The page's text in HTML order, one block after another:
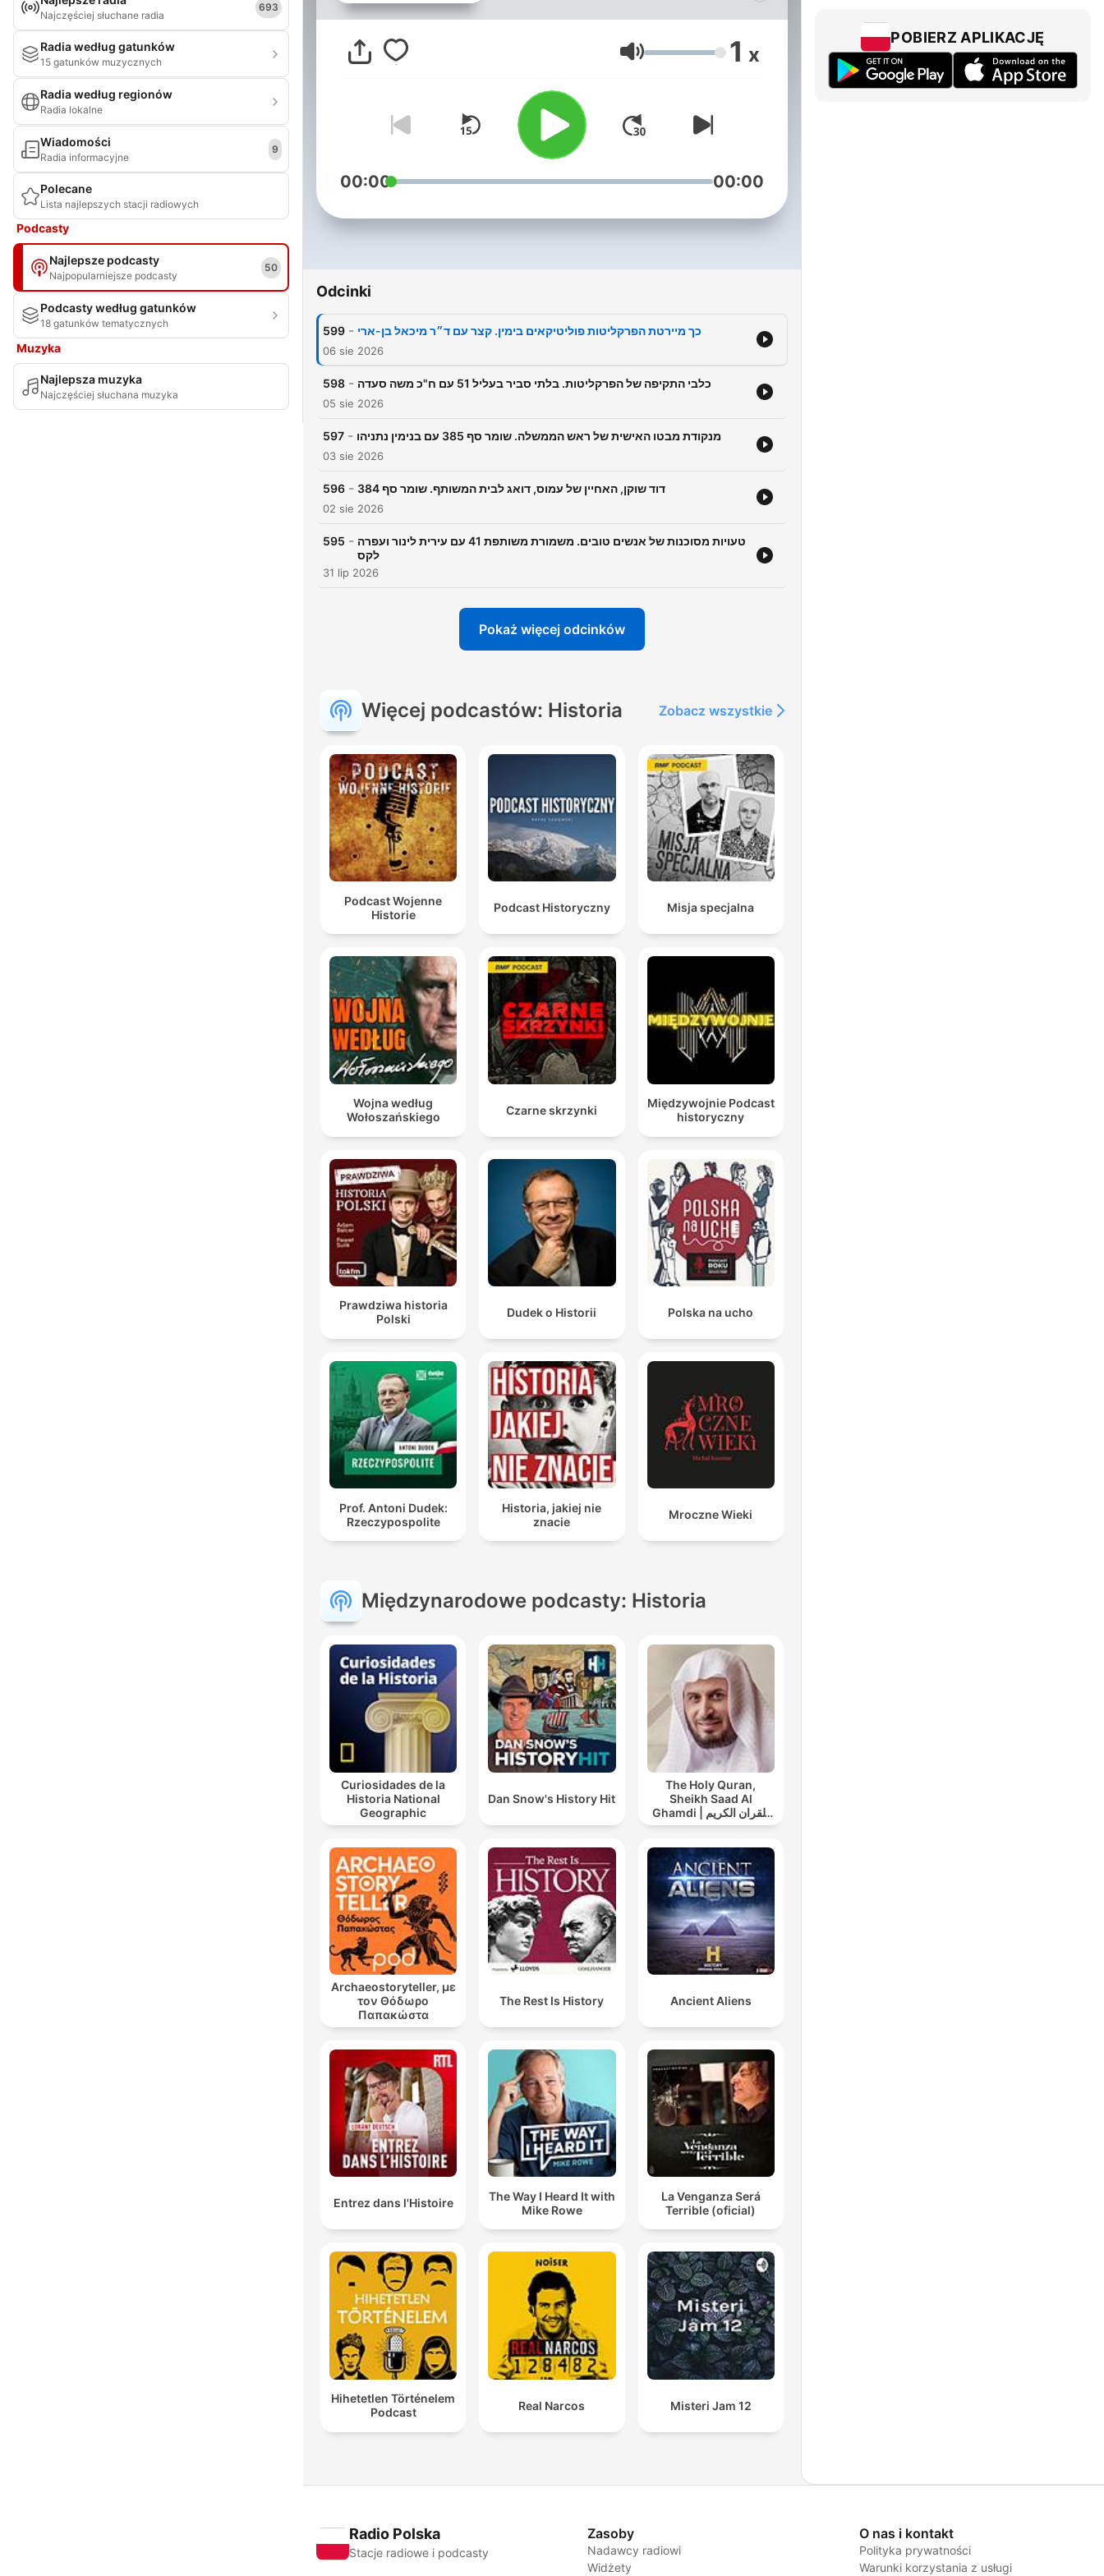
Najczęściej słuchane radia
693
Radia według gatunków
15 gatunków muzycznych
Radia według regionów
Radia lokalne
Wiadomości
Radia informacyjne
9
Polecane
Lista najlepszych stacji radiowych
Podcasty
Najlepsze podcasty
Najpopularniejsze podcasty
50
Podcasty według gatunków
18 gatunków tematycznych
Muzyka
Najlepsza muzyka
Najczęściej słuchana muzyka
Głośność 1 x
00:00 00:00
Odcinki
599 - כך מיירטת הפרקליטות פוליטיקאים בימין. קצר עם ד״ר מיכאל בן-ארי
06 sie 2026
598 - כלבי התקיפה של הפרקליטות. בלתי סביר בעליל 51 עם ח"כ משה סעדה
05 sie 2026
597 - מנקודת מבטו האישית של ראש הממשלה. שומר סף 385 עם בנימין נתניהו
03 sie 2026
596 - דוד שוקן, האחיין של עמוס, דואג לבית המשותף. שומר סף 384
02 sie 2026
595 - טעויות מסוכנות של אנשים טובים. משמורת משותפת 41 עם עירית לינור ועפרה
לקס
31 lip 2026
Pokaż więcej odcinków
Więcej podcastów: Historia Zobacz wszystkie
Podcast Wojenne
Historie
Podcast Historyczny Misja specjalna
Wojna według
Wołoszańskiego
Czarne skrzynki
Międzywojnie Podcast
historyczny
Prawdziwa historia
Polski
Dudek o Historii Polska na ucho
Prof. Antoni Dudek:
Rzeczypospolite
Historia, jakiej nie
znacie
Mroczne Wieki
Międzynarodowe podcasty: Historia
Curiosidades de la
Historia National
Geographic
Dan Snow's History Hit
The Holy Quran,
Sheikh Saad Al
Ghamdi | القران الكريم
سعد الغامدي
Archaeostoryteller, με
τον Θόδωρο
Παπακώστα
The Rest Is History Ancient Aliens
Entrez dans l'Histoire
The Way I Heard It with
Mike Rowe
La Venganza Será
Terrible (oficial)
Hihetetlen Történelem
Podcast
Real Narcos Misteri Jam 12
POBIERZ APLIKACJĘ
Radio Polska
Stacje radiowe i podcasty
Zasoby
Nadawcy radiowi
Widżety
O nas i kontakt
Polityka prywatności
Warunki korzystania z usługi